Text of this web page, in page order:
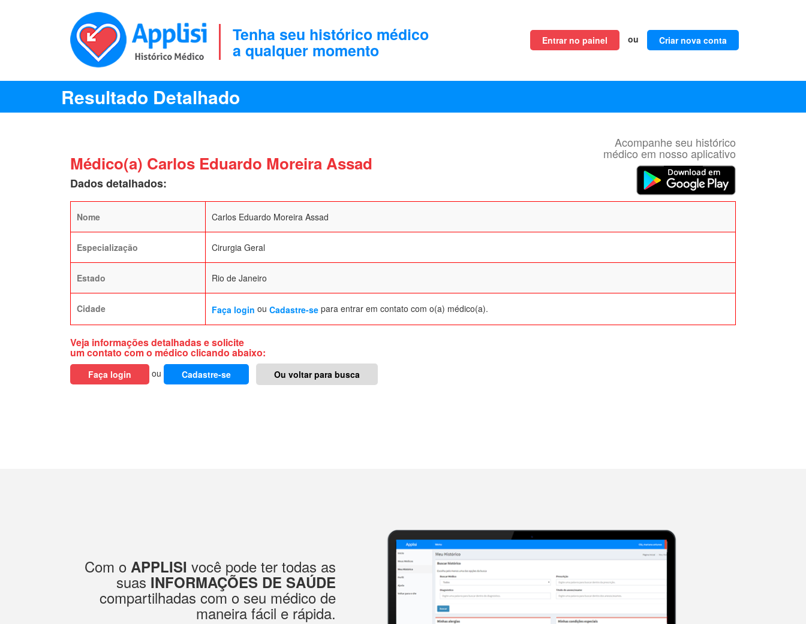
Tenha seu histórico médico
a qualquer momento Entrar no painel ou Criar nova conta
Resultado Detalhado
Médico(a) Carlos Eduardo Moreira Assad
Dados detalhados:
Acompanhe seu histórico
médico em nosso aplicativo
Nome Carlos Eduardo Moreira Assad
Especialização Cirurgia Geral
Estado Rio de Janeiro
Cidade Faça login ou Cadastre-se para entrar em contato com o(a) médico(a).
Veja informações detalhadas e solicite
um contato com o médico clicando abaixo:
Faça login ou Cadastre-se Ou voltar para busca
Com o APPLISI você pode ter todas as
suas INFORMAÇÕES DE SAÚDE
compartilhadas com o seu médico de
maneira fácil e rápida.